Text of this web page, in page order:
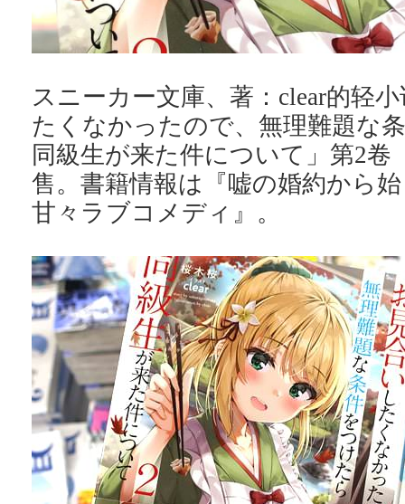
スニーカー文庫、著：clear的轻
たくなかったので、無理難題な
同級生が来た件について」第2卷
售。書籍情報は『嘘の婚約から
甘々ラブコメディ』。